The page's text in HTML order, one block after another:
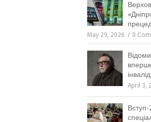
May 29, 2026 0
April 3,